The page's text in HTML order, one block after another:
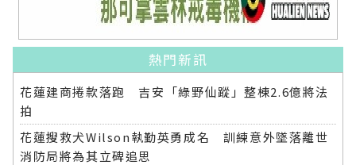
熱門新訊
花蓮建商捲款落跑 吉安「綠野仙蹤」整棟2.6億將法
拍
花蓮搜救犬Wilson執勤英勇成名 訓練意外墜落離世
消防局將為其立碑追思